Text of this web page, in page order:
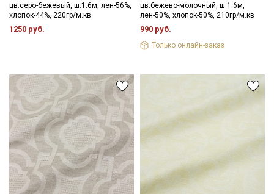
цв.серо-бежевый, ш.1.6м, лен-56%,
хлопок-44%, 220гр/м.кв
1250 руб.
цв.бежево-молочный, ш.1.6м,
лен-50%, хлопок-50%, 210гр/м.кв
990 руб.
Только онлайн-заказ